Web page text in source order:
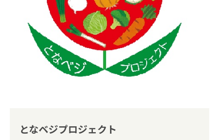
となベジプロジェクト